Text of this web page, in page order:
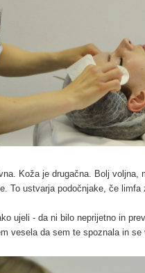
Koža je drugačna. Bolj
To ustvarja podočnjake, če limfa
ujeli - da ni bilo neprijetno in
vesela da sem te spoznala in